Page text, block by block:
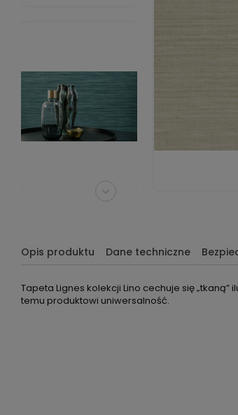
Opis produktu Dane techniczne
Tapeta Lignes kolekcji Lino cechuje się
temu produktowi uniwersalność.